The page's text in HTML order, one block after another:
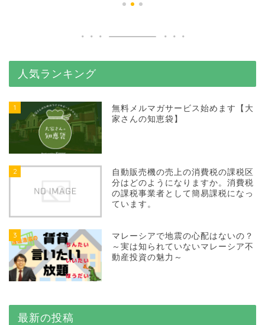
人気ランキング
1
無料メルマガサービス始めます【大
家さんの知恵袋】
2
自動販売機の売上の消費税の課税区
分はどのようになりますか。消費税
の課税事業者として簡易課税になっ
ています。
3
マレーシアで地震の心配はないの？
～実は知られていないマレーシア不
動産投資の魅力～
最新の投稿